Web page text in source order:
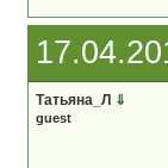
Татьяна_Л ⇓
guest